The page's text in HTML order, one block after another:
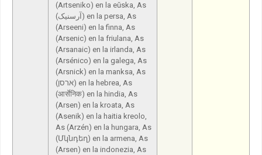
(Artseniko) en la eŭska, As
(آرسنیک) en la persa, As
(Arseeni) en la finna, As
(Arsenic) en la friulana, As
(Arsanaic) en la irlanda, As
(Arsénico) en la galega, As
(Arsnick) en la manksa, As
(ארסן) en la hebrea, As
(आर्सेनिक) en la hindia, As
(Arsen) en la kroata, As
(Asenik) en la haitia kreolo,
As (Arzén) en la hungara, As
(Մկնդեղ) en la armena, As
(Arsen) en la indonezia, As